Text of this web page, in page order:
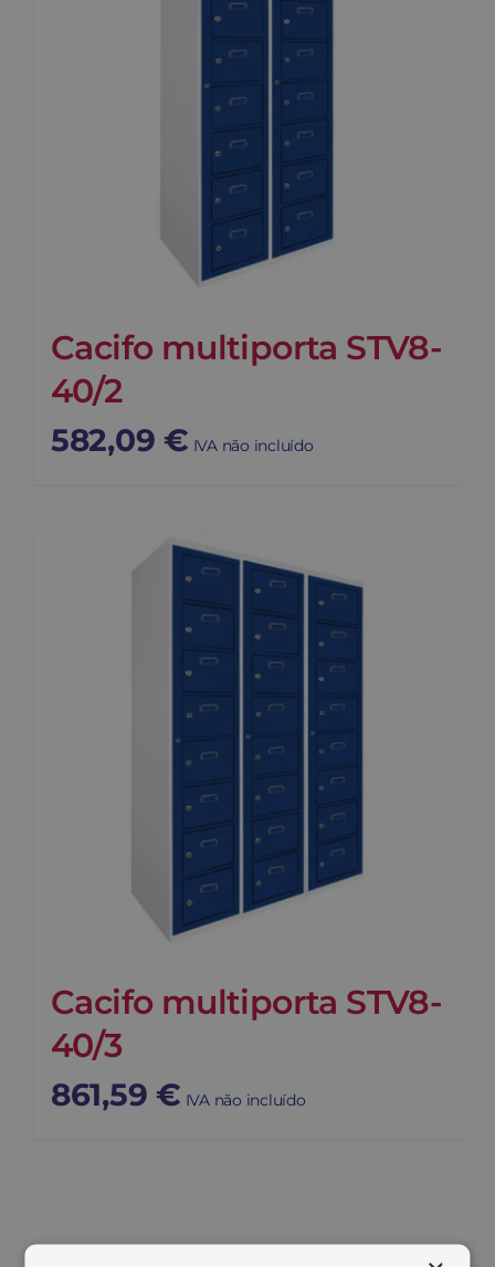
Cacifo multiporta STV8-
40/2
582,09 € IVA não incluído
Cacifo multiporta STV8-
40/3
861,59 € IVA não incluído